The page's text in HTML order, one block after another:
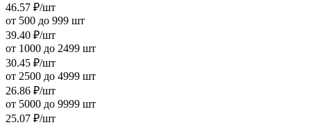
46.57 ₽/шт
от 500 до 999 шт
39.40 ₽/шт
от 1000 до 2499 шт
30.45 ₽/шт
от 2500 до 4999 шт
26.86 ₽/шт
от 5000 до 9999 шт
25.07 ₽/шт